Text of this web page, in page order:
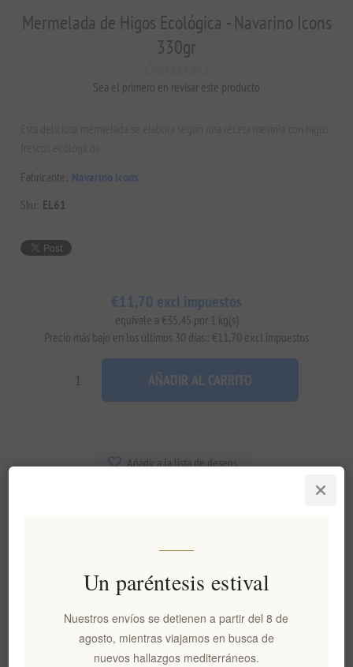
Mermelada de Higos Ecológica - Navarino Icons
330gr
Sea el primero en revisar este producto
Fabricante: Navarino Icons
Sku: EL61
€11,70 excl impuestos
equivale a €35,45 por 1 kg(s)
Precio más bajo en los últimos 30 días:: €11,70 excl impuestos
AÑADIR AL CARRITO
Añadir a la lista de deseos
Visión general Comentarios Contáctenos
Un paréntesis estival
Nuestros envíos se detienen a partir del 8 de
agosto, mientras viajamos en busca de
nuevos hallazgos mediterráneos.